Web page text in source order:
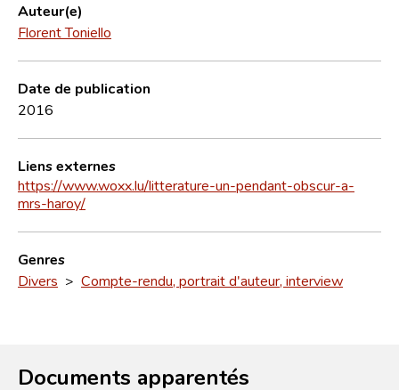
Auteur(e)
Florent Toniello
Date de publication
2016
Liens externes
https://www.woxx.lu/litterature-un-pendant-obscur-a-
mrs-haroy/
Genres
Divers > Compte-rendu, portrait d'auteur, interview
Documents apparentés